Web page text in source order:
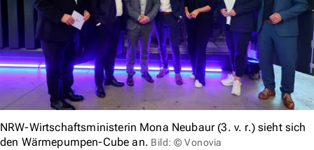
NRW-Wirtschaftsministerin Mona Neubaur (3. v. r.) sieht sich
den Wärmepumpen-Cube an. Bild: © Vonovia